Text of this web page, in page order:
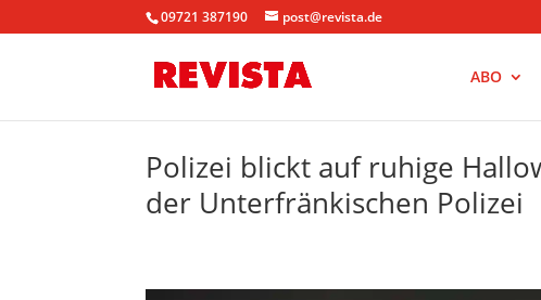
09721 387190 post@revista.de
ABO
Polizei blickt auf ruhige
der Unterfränkischen Polizei